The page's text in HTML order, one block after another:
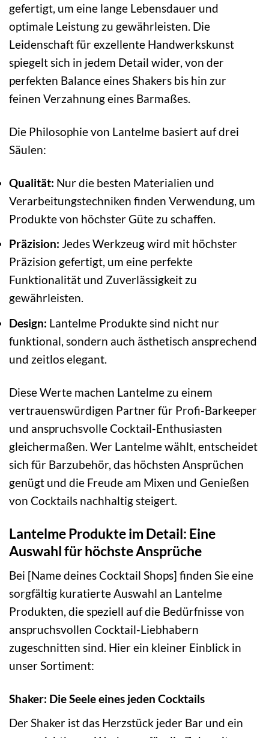
gefertigt, um eine lange Lebensdauer und
optimale Leistung zu gewährleisten. Die
Leidenschaft für exzellente Handwerkskunst
spiegelt sich in jedem Detail wider, von der
perfekten Balance eines Shakers bis hin zur
feinen Verzahnung eines Barmaßes.
Die Philosophie von Lantelme basiert auf drei
Säulen:
Qualität: Nur die besten Materialien und
Verarbeitungstechniken finden Verwendung, um
Produkte von höchster Güte zu schaffen.
Präzision: Jedes Werkzeug wird mit höchster
Präzision gefertigt, um eine perfekte
Funktionalität und Zuverlässigkeit zu
gewährleisten.
Design: Lantelme Produkte sind nicht nur
funktional, sondern auch ästhetisch ansprechend
und zeitlos elegant.
Diese Werte machen Lantelme zu einem
vertrauenswürdigen Partner für Profi-Barkeeper
und anspruchsvolle Cocktail-Enthusiasten
gleichermaßen. Wer Lantelme wählt, entscheidet
sich für Barzubehör, das höchsten Ansprüchen
genügt und die Freude am Mixen und Genießen
von Cocktails nachhaltig steigert.
Lantelme Produkte im Detail: Eine
Auswahl für höchste Ansprüche
Bei [Name deines Cocktail Shops] finden Sie eine
sorgfältig kuratierte Auswahl an Lantelme
Produkten, die speziell auf die Bedürfnisse von
anspruchsvollen Cocktail-Liebhabern
zugeschnitten sind. Hier ein kleiner Einblick in
unser Sortiment:
Shaker: Die Seele eines jeden Cocktails
Der Shaker ist das Herzstück jeder Bar und ein